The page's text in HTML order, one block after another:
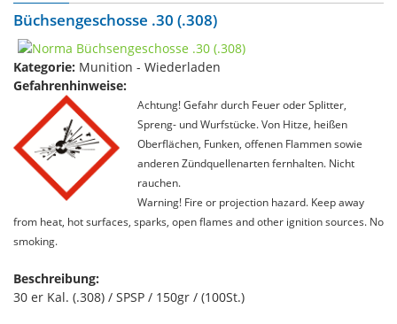
Büchsengeschosse .30 (.308)
Kategorie: Munition - Wiederladen
Gefahrenhinweise:
Achtung! Gefahr durch Feuer oder Splitter,
Spreng- und Wurfstücke. Von Hitze, heißen
Oberflächen, Funken, offenen Flammen sowie
anderen Zündquellenarten fernhalten. Nicht
rauchen.
Warning! Fire or projection hazard. Keep away
from heat, hot surfaces, sparks, open flames and other ignition sources. No
smoking.
Beschreibung:
30 er Kal. (.308) / SPSP / 150gr / (100St.)